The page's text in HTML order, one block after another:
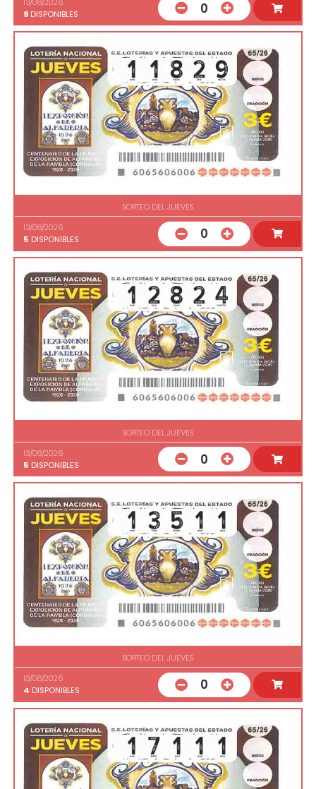
9 DISPONIBLES 0
SORTEO DEL JUEVES
13/08/2026
5 DISPONIBLES 0
SORTEO DEL JUEVES
13/08/2026
5 DISPONIBLES 0
SORTEO DEL JUEVES
13/08/2026
4 DISPONIBLES 0